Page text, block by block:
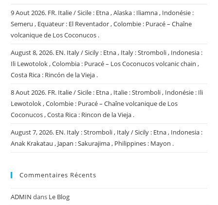
9 Aout 2026. FR. Italie / Sicile : Etna , Alaska : Iliamna , Indonésie :
Semeru , Equateur : El Reventador , Colombie : Puracé – Chaîne
volcanique de Los Coconucos .
August 8, 2026. EN. Italy / Sicily : Etna , Italy : Stromboli , Indonesia :
Ili Lewotolok , Colombia : Puracé – Los Coconucos volcanic chain ,
Costa Rica : Rincón de la Vieja .
8 Aout 2026. FR. Italie / Sicile : Etna , Italie : Stromboli , Indonésie : Ili
Lewotolok , Colombie : Puracé – Chaîne volcanique de Los
Coconucos , Costa Rica : Rincon de la Vieja .
August 7, 2026. EN. Italy : Stromboli , Italy / Sicily : Etna , Indonesia :
Anak Krakatau , Japan : Sakurajima , Philippines : Mayon .
Commentaires Récents
ADMIN dans Le Blog